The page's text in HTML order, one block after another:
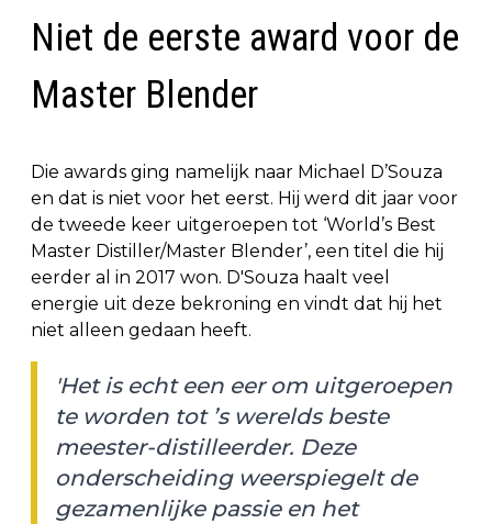
Niet de eerste award voor de
Master Blender
Die awards ging namelijk naar Michael D’Souza
en dat is niet voor het eerst. Hij werd dit jaar voor
de tweede keer uitgeroepen tot ‘World’s Best
Master Distiller/Master Blender’, een titel die hij
eerder al in 2017 won. D'Souza haalt veel
energie uit deze bekroning en vindt dat hij het
niet alleen gedaan heeft.
'Het is echt een eer om uitgeroepen
te worden tot ’s werelds beste
meester-distilleerder. Deze
onderscheiding weerspiegelt de
gezamenlijke passie en het